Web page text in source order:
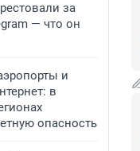
за
— что он
и
в
опасность